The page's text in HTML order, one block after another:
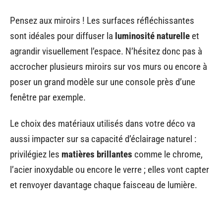
Pensez aux miroirs ! Les surfaces réfléchissantes
sont idéales pour diffuser la luminosité naturelle et
agrandir visuellement l’espace. N’hésitez donc pas à
accrocher plusieurs miroirs sur vos murs ou encore à
poser un grand modèle sur une console près d’une
fenêtre par exemple.
Le choix des matériaux utilisés dans votre déco va
aussi impacter sur sa capacité d’éclairage naturel :
privilégiez les matières brillantes comme le chrome,
l’acier inoxydable ou encore le verre ; elles vont capter
et renvoyer davantage chaque faisceau de lumière.